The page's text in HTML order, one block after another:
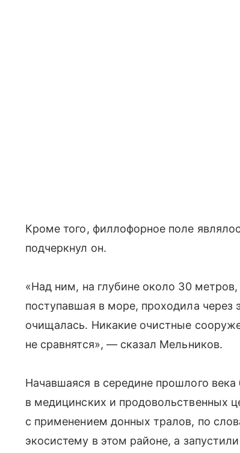
Кроме того, филлофорное поле
подчеркнул он.
«Над ним, на глубине около 30
поступавшая в море, проходила
очищалась. Никакие очистные
не сравнятся», — сказал Мельников.
Начавшаяся в середине прошлого
в медицинских и продовольственных
с применением донных тралов, по
экосистему в этом районе, а